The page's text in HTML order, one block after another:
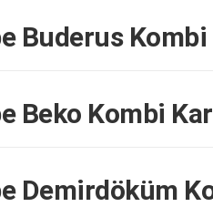
Buderus
Beko Kombi
Demirdöküm